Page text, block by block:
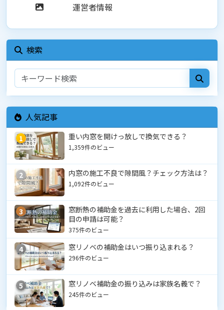
運営者情報
検索
人気記事
1 重い内窓を開けっ放しで換気できる？
1,359件のビュー
2 内窓の施工不良で隙間風？チェック方法は？
1,092件のビュー
3
窓断熱の補助金を過去に利用した場合、2回
目の申請は可能？
375件のビュー
4 窓リノベの補助金はいつ振り込まれる？
296件のビュー
5 窓リノベ補助金の振り込みは家族名義で？
245件のビュー